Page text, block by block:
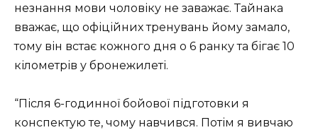
незнання мови чоловіку не заважає. Тайнака
вважає, що офіційних тренувань йому замало,
тому він встає кожного дня о 6 ранку та бігає 10
кілометрів у бронежилеті.
“Після 6-годинної бойової підготовки я
конспектую те, чому навчився. Потім я вивчаю